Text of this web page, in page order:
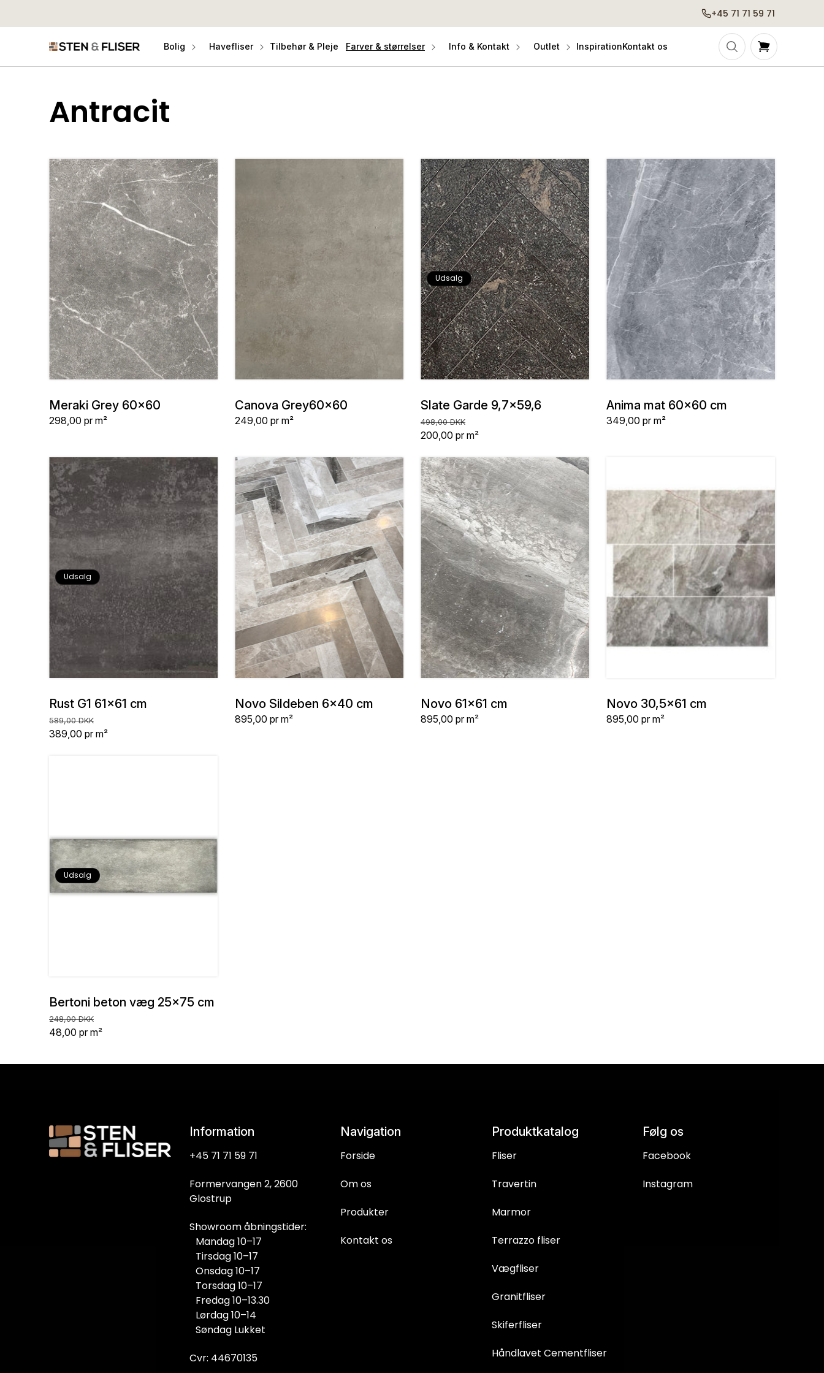
+45 71 71 59 71
Bolig Havefliser Tilbehør & Pleje Farver & størrelser Info & Kontakt Outlet InspirationKontakt os Indkøbskurv
K
l
l
e
k
t
i
o
n
:
Antracit
Meraki Grey 60x60
Stykpris
298,00 pr m²
Canova Grey60x60
Stykpris
249,00 pr m²
Udsalg
Slate Garde 9,7x59,6
Normalpris
498,00 DKK
Stykpris
200,00 pr m²
Anima mat 60x60 cm
Stykpris
349,00 pr m²
Udsalg
Rust G1 61x61 cm
Normalpris
589,00 DKK
Stykpris
389,00 pr m²
Novo Sildeben 6x40 cm
Stykpris
895,00 pr m²
Novo 61x61 cm
Stykpris
895,00 pr m²
Novo 30,5x61 cm
Stykpris
895,00 pr m²
Udsalg
Bertoni beton væg 25x75 cm
Normalpris
248,00 DKK
Stykpris
48,00 pr m²
Information
+45 71 71 59 71
Formervangen 2, 2600
Glostrup
Showroom åbningstider:
Mandag 10–17
Tirsdag 10–17
Onsdag 10–17
Torsdag 10–17
Fredag 10–13.30
Lørdag 10–14
Søndag Lukket
Cvr: 44670135
Navigation
Forside
Om os
Produkter
Kontakt os
Produktkatalog
Fliser
Travertin
Marmor
Terrazzo fliser
Vægfliser
Granitfliser
Skiferfliser
Håndlavet Cementfliser
Følg os
Facebook
Instagram